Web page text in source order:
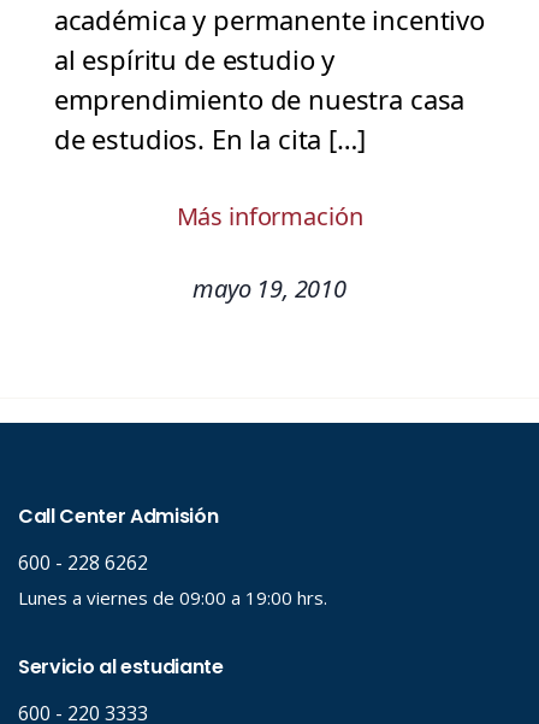
académica y permanente incentivo
al espíritu de estudio y
emprendimiento de nuestra casa
de estudios. En la cita […]
Más información
mayo 19, 2010